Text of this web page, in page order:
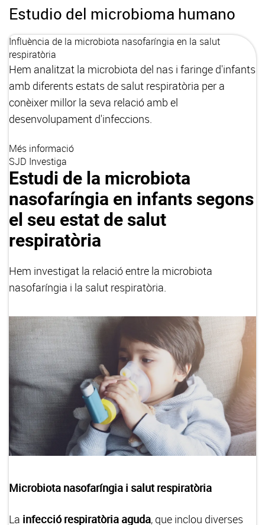
Estudio del microbioma humano
Influència de la microbiota nasofaríngia en la salut
respiratòria
Hem analitzat la microbiota del nas i faringe d'infants
amb diferents estats de salut respiratòria per a
conèixer millor la seva relació amb el
desenvolupament d'infeccions.
Més informació
SJD Investiga
Estudi de la microbiota
nasofaríngia en infants segons
el seu estat de salut
respiratòria
Hem investigat la relació entre la microbiota
nasofaríngia i la salut respiratòria.
Microbiota nasofaríngia i salut respiratòria
La infecció respiratòria aguda, que inclou diverses